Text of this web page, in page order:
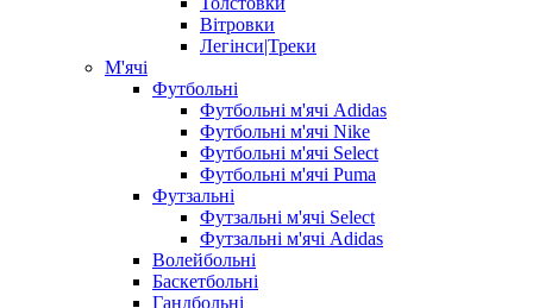
Вітровки
Легінси|Треки
М'ячі
Футбольні
Футбольні м'ячі Adidas
Футбольні м'ячі Nike
Футбольні м'ячі Select
Футбольні м'ячі Puma
Футзальні
Футзальні м'ячі Select
Футзальні м'ячі Adidas
Волейбольні
Баскетбольні
Гандбольні